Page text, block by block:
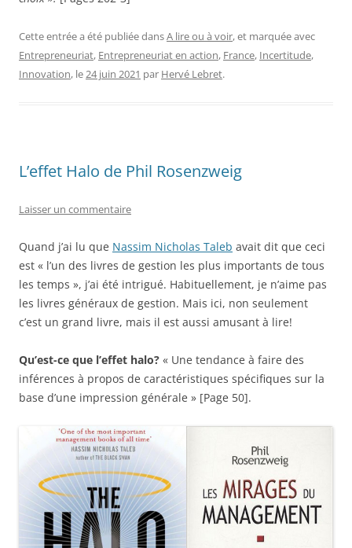
Cette entrée a été publiée dansA lire ou à voir, et marquée avec
Entrepreneuriat, Entrepreneuriat en action, France, Incertitude,
Innovation, le24 juin 2021 par Hervé Lebret.
L’effet Halo de Phil Rosenzweig
Laisser un commentaire
Quand j’ai lu que Nassim Nicholas Taleb avait dit que ceci
est « l’un des livres de gestion les plus importants de tous
les temps », j’ai été intrigué. Habituellement, je n’aime pas
les livres généraux de gestion. Mais ici, non seulement
c’est un grand livre, mais il est aussi amusant à lire!
Qu’est-ce que l’effet halo? « Une tendance à faire des
inférences à propos de caractéristiques spécifiques sur la
base d’une impression générale » [Page 50].